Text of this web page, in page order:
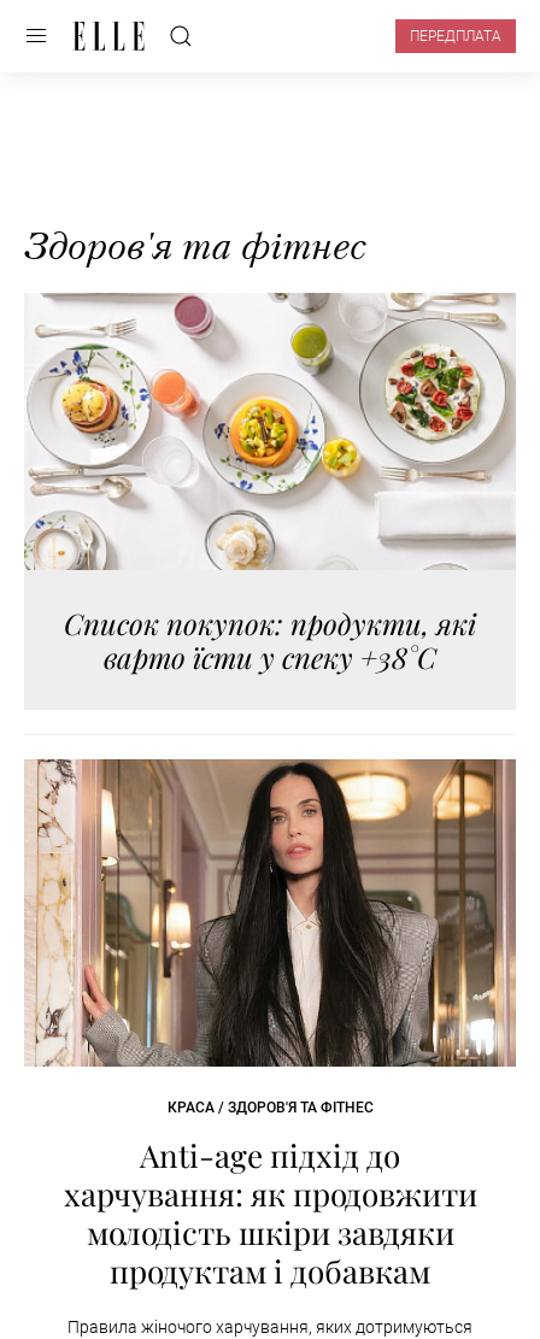
ПЕРЕДПЛАТА
Здоров'я та фітнес
Список покупок: продукти, які
варто їсти у спеку +38°C
КРАСА / ЗДОРОВ'Я ТА ФІТНЕС
Anti-age підхід до
харчування: як продовжити
молодість шкіри завдяки
продуктам і добавкам
Правила жіночого харчування, яких дотримуються